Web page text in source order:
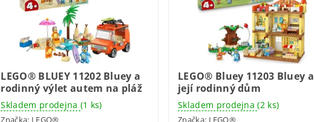
LEGO® BLUEY 11202 Bluey a
rodinný výlet autem na pláž
Skladem prodejna (1 ks)
Značka: LEGO®
LEGO® Bluey 11203 Bluey a
její rodinný dům
Skladem prodejna(2 ks)
Značka: LEGO®